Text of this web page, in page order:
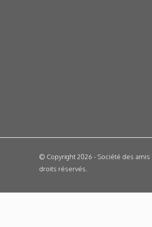
© Copyright 2026 - Société des amis
droits réservés.